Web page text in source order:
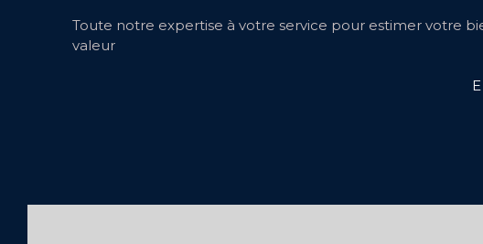
Toute notre expertise à votre service pour estimer votre
valeur